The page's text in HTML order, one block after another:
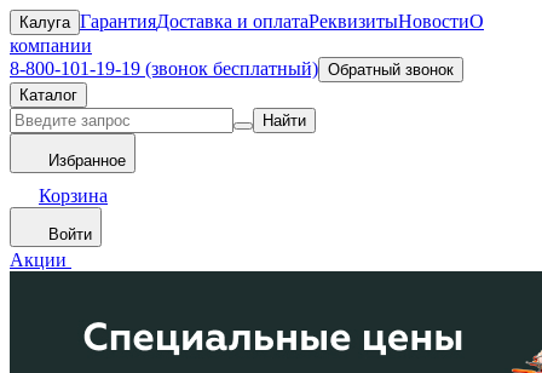
Калуга ГарантияДоставка и оплатаРеквизитыНовостиО
компании
8-800-101-19-19 (звонок бесплатный) Обратный звонок
Каталог
Найти
Избранное
Корзина
Войти
Акции